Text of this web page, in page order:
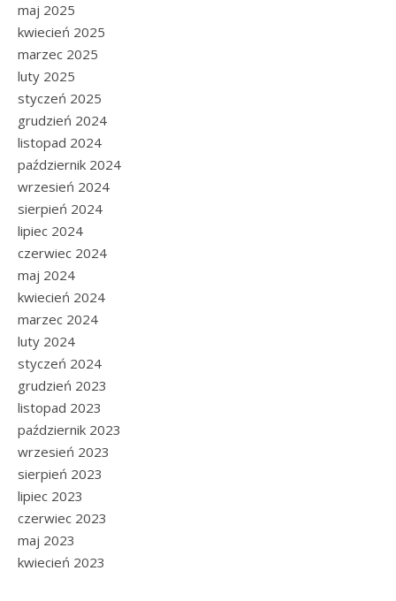
maj 2025
kwiecień 2025
marzec 2025
luty 2025
styczeń 2025
grudzień 2024
listopad 2024
październik 2024
wrzesień 2024
sierpień 2024
lipiec 2024
czerwiec 2024
maj 2024
kwiecień 2024
marzec 2024
luty 2024
styczeń 2024
grudzień 2023
listopad 2023
październik 2023
wrzesień 2023
sierpień 2023
lipiec 2023
czerwiec 2023
maj 2023
kwiecień 2023